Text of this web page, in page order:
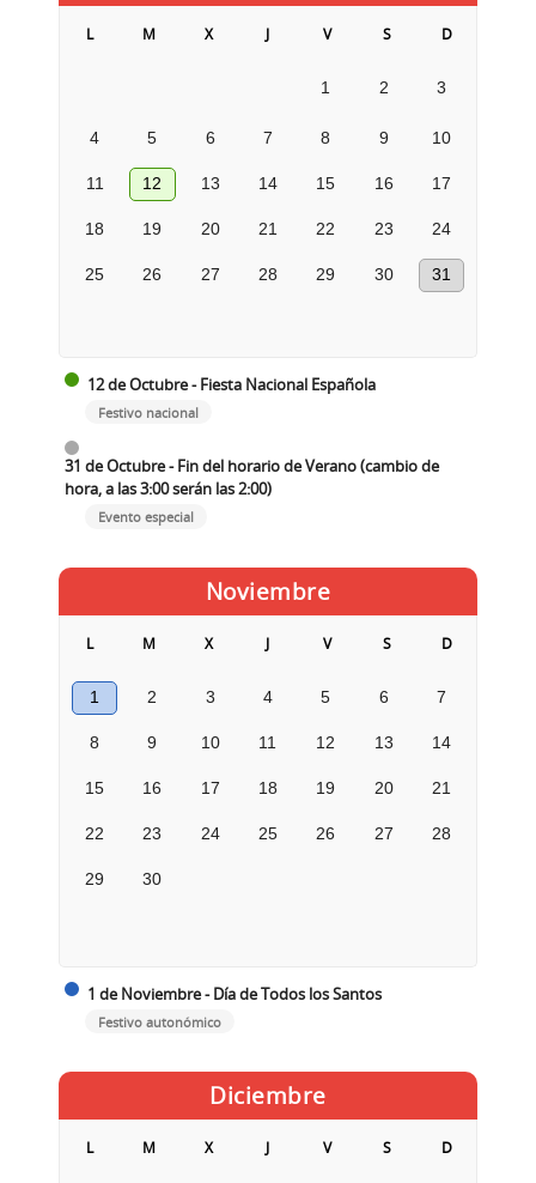
L M X J V S D
1 2 3
4 5 6 7 8 9 10
11 12 13 14 15 16 17
18 19 20 21 22 23 24
25 26 27 28 29 30 31
12 de Octubre - Fiesta Nacional Española
Festivo nacional
31 de Octubre - Fin del horario de Verano (cambio de
hora, a las 3:00 serán las 2:00)
Evento especial
Noviembre
L M X J V S D
1 2 3 4 5 6 7
8 9 10 11 12 13 14
15 16 17 18 19 20 21
22 23 24 25 26 27 28
29 30
1 de Noviembre - Día de Todos los Santos
Festivo autonómico
Diciembre
L M X J V S D